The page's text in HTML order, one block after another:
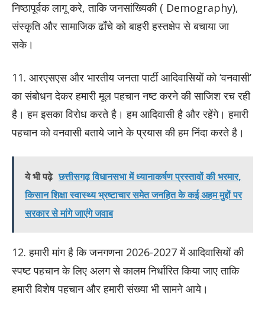
निष्ठापूर्वक लागू करे, ताकि जनसांख्यिकी ( Demography),
संस्कृति और सामाजिक ढाँचे को बाहरी हस्तक्षेप से बचाया जा
सके।
11. आरएसएस और भारतीय जनता पार्टी आदिवासियों को ‘वनवासी’
का संबोधन देकर हमारी मूल पहचान नष्ट करने की साजिश रच रही
है। हम इसका विरोध करते है। हम आदिवासी है और रहेंगे। हमारी
पहचान को वनवासी बताये जाने के प्रयास की हम निंदा करते है।
ये भी पढ़े छत्तीसगढ़ विधानसभा में ध्यानाकर्षण प्रस्तावों की भरमार,
किसान शिक्षा स्वास्थ्य भ्रष्टाचार समेत जनहित के कई अहम मुद्दों पर
सरकार से मांगे जाएंगे जवाब
12. हमारी मांग है कि जनगणना 2026-2027 में आदिवासियों की
स्पष्ट पहचान के लिए अलग से कालम निर्धारित किया जाए ताकि
हमारी विशेष पहचान और हमारी संख्या भी सामने आये।